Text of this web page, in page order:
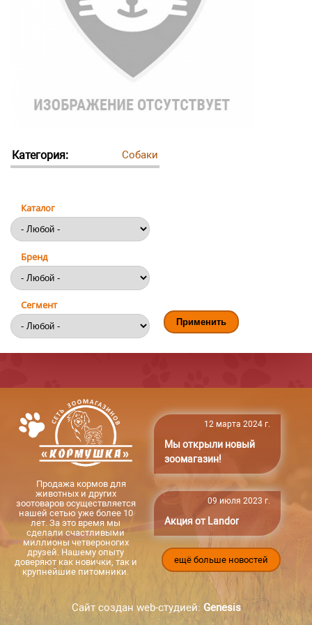
Категория: Собаки
Каталог
Бренд
Сегмент
Продажа кормов для
животных и других
зоотоваров осуществляется
нашей сетью уже более 10
лет. За это время мы
сделали счастливыми
миллионы четвероногих
друзей. Нашему опыту
доверяют как новички, так и
крупнейшие питомники.
12 марта 2024 г.
Мы открыли новый
зоомагазин!
09 июля 2023 г.
Акция от Landor
ещё больше новостей
Сайт создан web-студией: Genesis